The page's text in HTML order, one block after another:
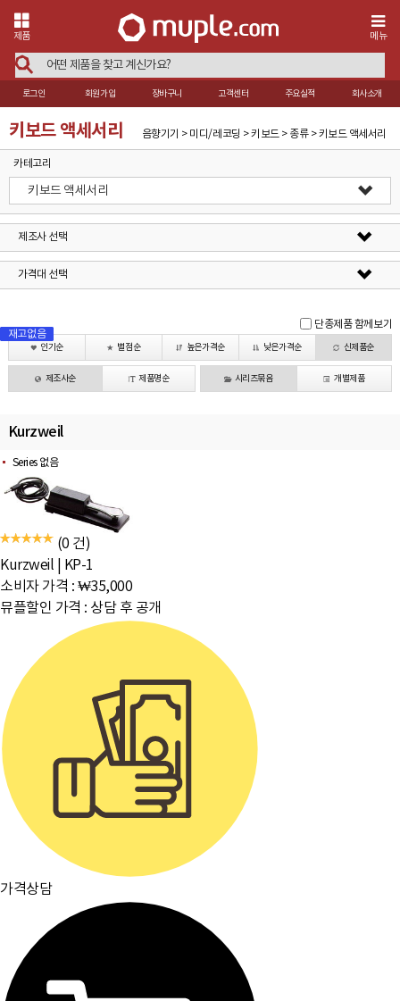
제품 메뉴
로그인 회원가입 장바구니 고객센터 주요실적 회사소개
키보드 액세서리 음향기기 > 미디/레코딩 > 키보드 > 종류 > 키보드 액세서리
카테고리
키보드 액세서리
제조사 선택
가격대 선택
단종제품 함께보기
인기순 별점순 높은가격순 낮은가격순 신제품순
제조사순 제품명순 시리즈묶음 개별제품
Kurzweil
Series 없음
(0 건)
Kurzweil
KP-1
소비자 가격 : ₩35,000
뮤플할인 가격 : 상담 후 공개
가격상담
재고없음
재고없음
재고없음
재고없음
재고없음
재고없음
재고없음